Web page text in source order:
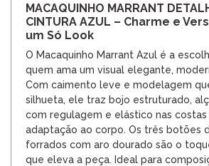
MACAQUINHO MARRANT
CINTURA AZUL – Charme e
um Só Look
O Macaquinho Marrant Azul é a
quem ama um visual elegante,
Com caimento leve e modelagem
silhueta, ele traz bojo estruturado,
com regulagem e elástico nas costas
adaptação ao corpo. Os três botões
forrados com aro dourado são o
que eleva a peça. Ideal para